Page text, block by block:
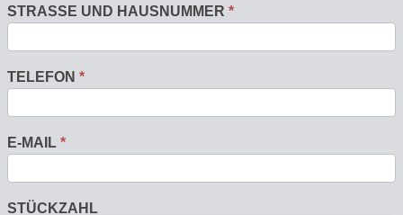
STRASSE UND HAUSNUMMER *
TELEFON *
E-MAIL *
STÜCKZAHL